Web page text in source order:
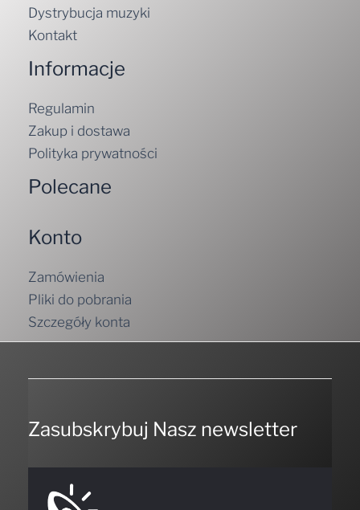
Dystrybucja muzyki
Kontakt
Informacje
Regulamin
Zakup i dostawa
Polityka prywatności
Polecane
Konto
Zamówienia
Pliki do pobrania
Szczegóły konta
Zasubskrybuj Nasz newsletter